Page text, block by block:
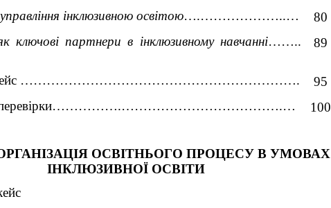
інклюзивною освітою….………………..…
80
ключові партнери в інклюзивному навчанні……..
89
кейс ……………………………………………………….
95
100
ОСВІТНЬОГО ПРОЦЕСУ В УМОВАХ
ІНКЛЮЗИВНОЇ ОСВІТИ